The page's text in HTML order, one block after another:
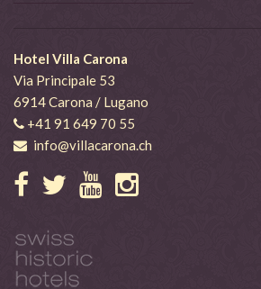
Hotel Villa Carona
Via Principale 53
6914 Carona / Lugano
+41 91 649 70 55
info@villacarona.ch